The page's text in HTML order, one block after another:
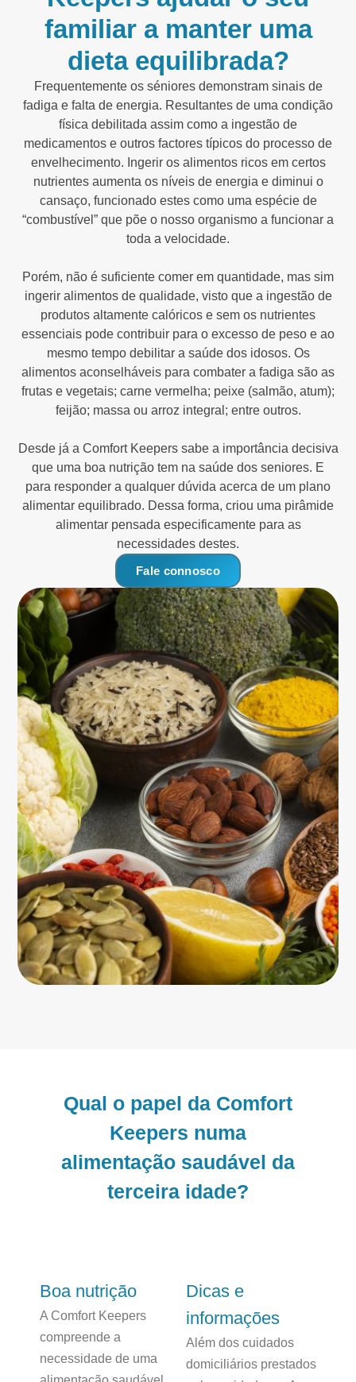
familiar a manter uma
dieta equilibrada?
Frequentemente os séniores demonstram sinais de
fadiga e falta de energia. Resultantes de uma condição
física debilitada assim como a ingestão de
medicamentos e outros factores típicos do processo de
envelhecimento. Ingerir os alimentos ricos em certos
nutrientes aumenta os níveis de energia e diminui o
cansaço, funcionado estes como uma espécie de
“combustível” que põe o nosso organismo a funcionar a
toda a velocidade.
Porém, não é suficiente comer em quantidade, mas sim
ingerir alimentos de qualidade, visto que a ingestão de
produtos altamente calóricos e sem os nutrientes
essenciais pode contribuir para o excesso de peso e ao
mesmo tempo debilitar a saúde dos idosos. Os
alimentos aconselháveis para combater a fadiga são as
frutas e vegetais; carne vermelha; peixe (salmão, atum);
feijão; massa ou arroz integral; entre outros.
Desde já a Comfort Keepers sabe a importância decisiva
que uma boa nutrição tem na saúde dos seniores. E
para responder a qualquer dúvida acerca de um plano
alimentar equilibrado. Dessa forma, criou uma pirâmide
alimentar pensada especificamente para as
necessidades destes.
Fale connosco
Qual o papel da Comfort
Keepers numa
alimentação saudável da
terceira idade?
Boa nutrição
A Comfort Keepers
compreende a
necessidade de uma
Dicas e
informações
Além dos cuidados
domiciliários prestados